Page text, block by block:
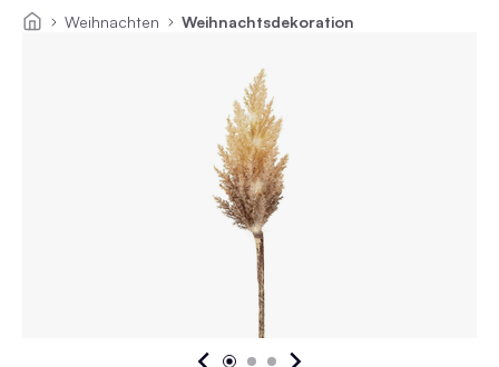
Weihnachten Weihnachtsdekoration